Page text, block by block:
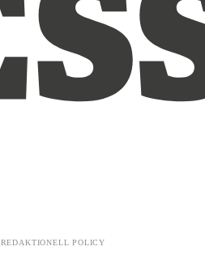
REDAKTIONELL POLICY